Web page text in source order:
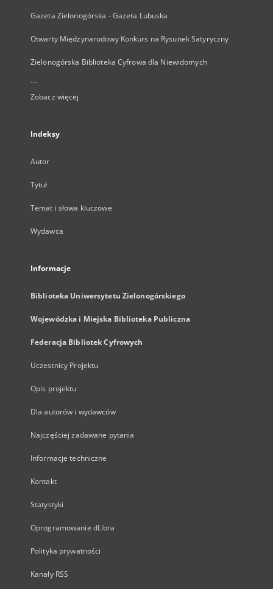
Gazeta Zielonogórska - Gazeta Lubuska
Otwarty Międzynarodowy Konkurs na Rysunek Satyryczny
Zielonogórska Biblioteka Cyfrowa dla Niewidomych
...
Zobacz więcej
Indeksy
Autor
Tytuł
Temat i słowa kluczowe
Wydawca
Informacje
Biblioteka Uniwersytetu Zielonogórskiego
Wojewódzka i Miejska Biblioteka Publiczna
Federacja Bibliotek Cyfrowych
Uczestnicy Projektu
Opis projektu
Dla autorów i wydawców
Najczęściej zadawane pytania
Informacje techniczne
Kontakt
Statystyki
Oprogramowanie dLibra
Polityka prywatności
Kanały RSS